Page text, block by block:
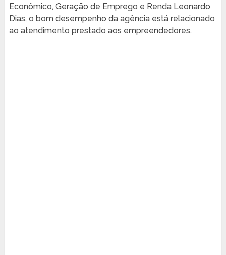
Econômico, Geração de Emprego e Renda Leonardo
Dias, o bom desempenho da agência está relacionado
ao atendimento prestado aos empreendedores.